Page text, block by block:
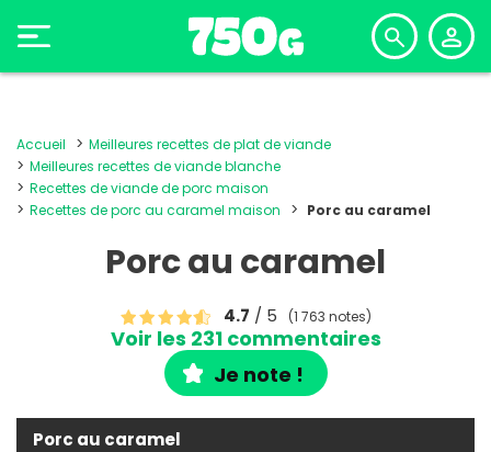
Accueil
Meilleures recettes de plat de viande
Meilleures recettes de viande blanche
Recettes de viande de porc maison
Recettes de porc au caramel maison
Porc au caramel
Porc au caramel
4.7 / 5 (1 763 notes)
Voir les 231 commentaires
Je note !
Porc au caramel